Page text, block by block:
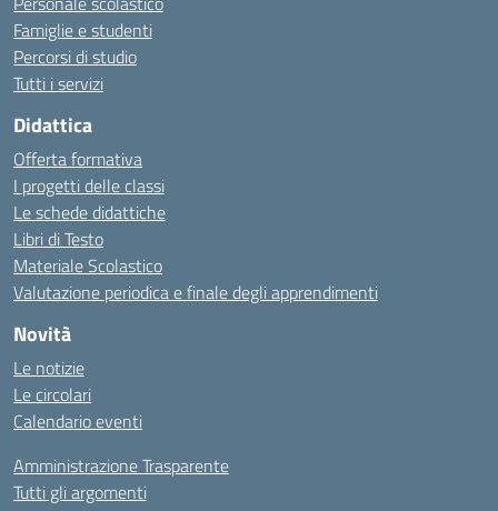
Famiglie e studenti
Percorsi di studio
Tutti i servizi
Didattica
Offerta formativa
I progetti delle classi
Le schede didattiche
Libri di Testo
Materiale Scolastico
Valutazione periodica e finale degli apprendimenti
Novità
Le notizie
Le circolari
Calendario eventi
Amministrazione Trasparente
Tutti gli argomenti